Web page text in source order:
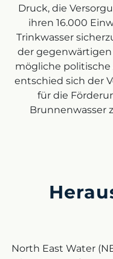
Druck, die
ihren 16.000
Trinkwasser
der
mögliche
entschied sich der
für die
Brunnenwasser
North East Water